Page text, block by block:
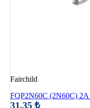
Fairchild
FQP2N60C (2N60C)
31,35 ₺